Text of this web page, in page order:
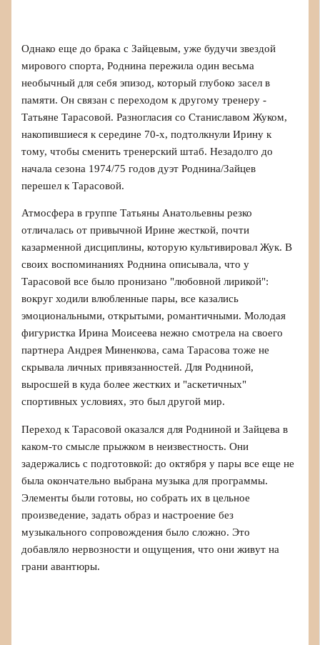
Однако еще до брака с Зайцевым, уже будучи звездой
мирового спорта, Роднина пережила один весьма
необычный для себя эпизод, который глубоко засел в
памяти. Он связан с переходом к другому тренеру -
Татьяне Тарасовой. Разногласия со Станиславом Жуком,
накопившиеся к середине 70-х, подтолкнули Ирину к
тому, чтобы сменить тренерский штаб. Незадолго до
начала сезона 1974/75 годов дуэт Роднина/Зайцев
перешел к Тарасовой.
Атмосфера в группе Татьяны Анатольевны резко
отличалась от привычной Ирине жесткой, почти
казарменной дисциплины, которую культивировал Жук. В
своих воспоминаниях Роднина описывала, что у
Тарасовой все было пронизано "любовной лирикой":
вокруг ходили влюбленные пары, все казались
эмоциональными, открытыми, романтичными. Молодая
фигуристка Ирина Моисеева нежно смотрела на своего
партнера Андрея Миненкова, сама Тарасова тоже не
скрывала личных привязанностей. Для Родниной,
выросшей в куда более жестких и "аскетичных"
спортивных условиях, это был другой мир.
Переход к Тарасовой оказался для Родниной и Зайцева в
каком-то смысле прыжком в неизвестность. Они
задержались с подготовкой: до октября у пары все еще не
была окончательно выбрана музыка для программы.
Элементы были готовы, но собрать их в цельное
произведение, задать образ и настроение без
музыкального сопровождения было сложно. Это
добавляло нервозности и ощущения, что они живут на
грани авантюры.